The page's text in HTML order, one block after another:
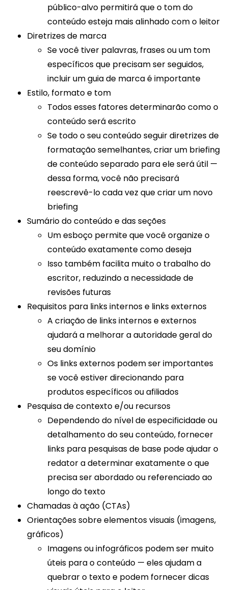
público-alvo permitirá que o tom do
conteúdo esteja mais alinhado com o leitor
Diretrizes de marca
Se você tiver palavras, frases ou um tom
específicos que precisam ser seguidos,
incluir um guia de marca é importante
Estilo, formato e tom
Todos esses fatores determinarão como o
conteúdo será escrito
Se todo o seu conteúdo seguir diretrizes de
formatação semelhantes, criar um briefing
de conteúdo separado para ele será útil —
dessa forma, você não precisará
reescrevê-lo cada vez que criar um novo
briefing
Sumário do conteúdo e das seções
Um esboço permite que você organize o
conteúdo exatamente como deseja
Isso também facilita muito o trabalho do
escritor, reduzindo a necessidade de
revisões futuras
Requisitos para links internos e links externos
A criação de links internos e externos
ajudará a melhorar a autoridade geral do
seu domínio
Os links externos podem ser importantes
se você estiver direcionando para
produtos específicos ou afiliados
Pesquisa de contexto e/ou recursos
Dependendo do nível de especificidade ou
detalhamento do seu conteúdo, fornecer
links para pesquisas de base pode ajudar o
redator a determinar exatamente o que
precisa ser abordado ou referenciado ao
longo do texto
Chamadas à ação (CTAs)
Orientações sobre elementos visuais (imagens,
gráficos)
Imagens ou infográficos podem ser muito
úteis para o conteúdo — eles ajudam a
quebrar o texto e podem fornecer dicas